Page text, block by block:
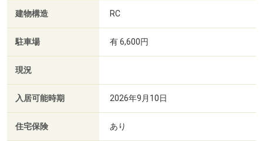
建物構造 RC
駐車場 有 6,600円
現況
入居可能時期 2026年9月10日
住宅保険 あり